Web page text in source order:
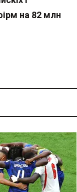
на 82 млн